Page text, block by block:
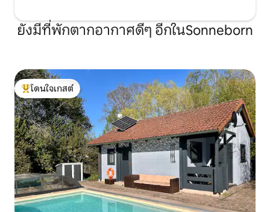
ไม่มีให้บริการในวันพุธ (บางครั้งอาจมาถึงวัน
พุธ - แม้จะเป็นไปได้) ข้อยกเว้น: วันหยุด
เรียน หมายเหตุ: ยกเว้นวันหยุดของ
เวลา 16.00-16.00 น. หากการเข้าพักของ
คุณเป็นวันพุธคุณจะได้รับอาหารเช้าแสน
อร่อยเป็นค่าชดเชยเล็กน้อย โปรดแจ้งให้เรา
ทราบถึงวันที่คุณต้องการก่อนที่จะมาถึง
ยังมีที่พักตากอากาศดีๆ อีกในSonneborn
โดนใจเกสต์ที่สุด
โดนใจเกสต์